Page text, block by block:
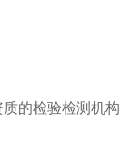
的检验检测机构